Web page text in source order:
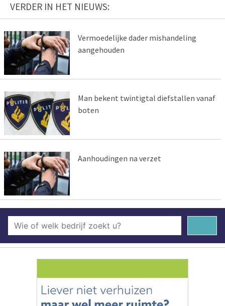
VERDER IN HET NIEUWS:
Vermoedelijke dader mishandeling
aangehouden
Man bekent twintigtal diefstallen vanaf
boten
Aanhoudingen na verzet